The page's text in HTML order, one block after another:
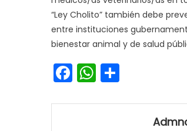
“Ley Cholito” también debe
entre instituciones
bienestar animal y de salud
Facebook
WhatsApp